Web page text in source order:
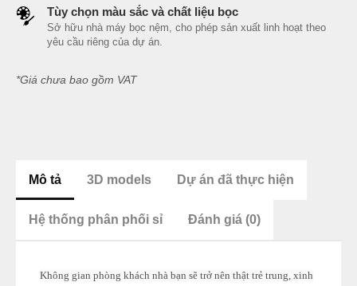
Tùy chọn màu sắc và chất liệu bọc
Sở hữu nhà máy bọc nệm, cho phép sản xuất linh hoạt theo
yêu cầu riêng của dự án.
*Giá chưa bao gồm VAT
Mô tả 3D models Dự án đã thực hiện
Hệ thống phân phối sỉ Đánh giá (0)
Không gian phòng khách nhà bạn sẽ trở nên thật trẻ trung, xinh